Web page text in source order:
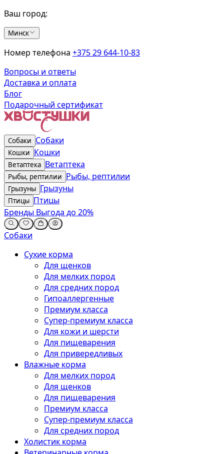
Ваш город:
Минск
Номер телефона +375 29 644-10-83
Вопросы и ответы
Доставка и оплата
Блог
Подарочный сертификат
Собаки Собаки
Кошки Кошки
Ветаптека Ветаптека
Рыбы, рептилии Рыбы, рептилии
Грызуны Грызуны
Птицы Птицы
Бренды Выгода до 20%
Собаки
Сухие корма
Для щенков
Для мелких пород
Для средних пород
Гипоаллергенные
Премиум класса
Супер-премиум класса
Для кожи и шерсти
Для пищеварения
Для привередливых
Влажные корма
Для мелких пород
Для щенков
Для пищеварения
Премиум класса
Супер-премиум класса
Для средних пород
Холистик корма